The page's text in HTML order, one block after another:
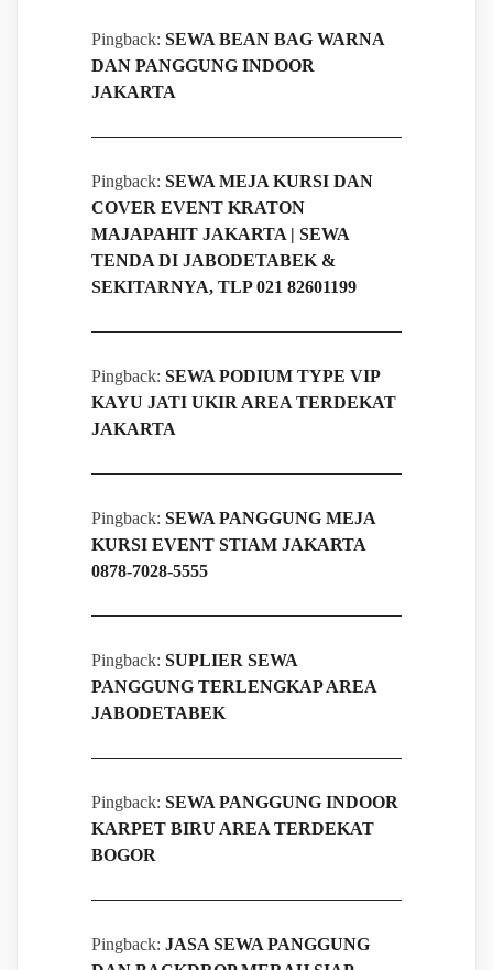
Pingback: SEWA BEAN BAG WARNA
DAN PANGGUNG INDOOR
JAKARTA
Pingback: SEWA MEJA KURSI DAN
COVER EVENT KRATON
MAJAPAHIT JAKARTA | SEWA
TENDA DI JABODETABEK &
SEKITARNYA, TLP 021 82601199
Pingback: SEWA PODIUM TYPE VIP
KAYU JATI UKIR AREA TERDEKAT
JAKARTA
Pingback: SEWA PANGGUNG MEJA
KURSI EVENT STIAM JAKARTA
0878-7028-5555
Pingback: SUPLIER SEWA
PANGGUNG TERLENGKAP AREA
JABODETABEK
Pingback: SEWA PANGGUNG INDOOR
KARPET BIRU AREA TERDEKAT
BOGOR
Pingback: JASA SEWA PANGGUNG